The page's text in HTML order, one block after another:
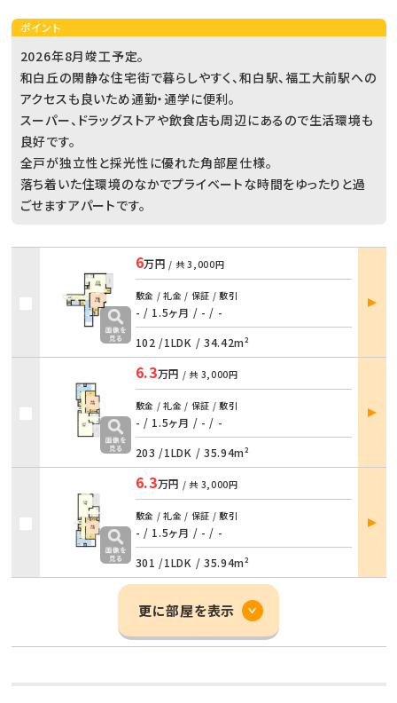
ポイント
2026年8月竣工予定。
和白丘の閑静な住宅街で暮らしやすく、和白駅、福工大前駅への
アクセスも良いため通勤・通学に便利。
スーパー、ドラッグストアや飲食店も周辺にあるので生活環境も
良好です。
全戸が独立性と採光性に優れた角部屋仕様。
落ち着いた住環境のなかでプライベートな時間をゆったりと過
ごせますアパートです。
6万円 / 共3,000円
敷金 / 礼金 / 保証 / 敷引
- / 1.5ヶ月 / - / -
102 /1LDK / 34.42m²
部屋
詳細
6.3万円 / 共 3,000円
敷金 / 礼金 / 保証 / 敷引
- / 1.5ヶ月 / - / -
203 /1LDK / 35.94m²
部屋
詳細
6.3万円 / 共 3,000円
敷金 / 礼金 / 保証 / 敷引
- / 1.5ヶ月 / - / -
301 /1LDK / 35.94m²
部屋
詳細
更に部屋を表示